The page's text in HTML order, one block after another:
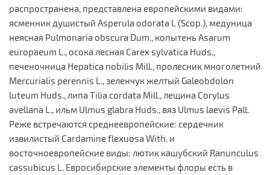
распространена, представлена европейскими видами:
ясменник душистый Asperula odorata L (Scop.), медуница
неясная Pulmonaria obscura Dum., копытень Asarum
europaeum L., осока лесная Carex sylvatica Huds.,
печеночница Hepatica nobilis Mill., пролесник многолетний
Mercurialis perennis L., зеленчук желтый Galeobdolon
luteum Huds., липа Tilia cordata Mill., лещина Corylus
avellana L., ильм Ulmus glabra Huds., вяз Ulmus laevis Pall.
Реже встречаются среднеевропейские: сердечник
извилистый Cardamine flexuosa With. и
восточноевропейские виды: лютик кашубский Ranunculus
cassubicus L. Евросибирские элементы флоры есть в